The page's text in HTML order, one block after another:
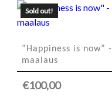
Sold out!
”Happiness is now” -
maalaus
€100,00